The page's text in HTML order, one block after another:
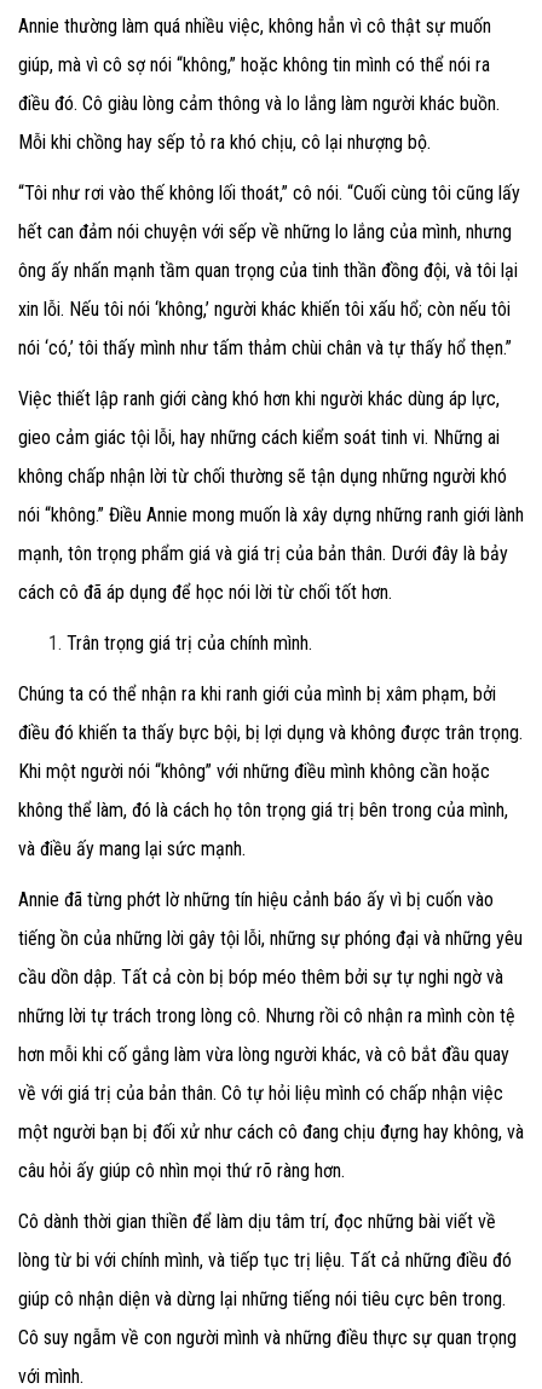
Annie thường làm quá nhiều việc, không hẳn vì cô thật sự muốn
giúp, mà vì cô sợ nói “không,” hoặc không tin mình có thể nói ra
điều đó. Cô giàu lòng cảm thông và lo lắng làm người khác buồn.
Mỗi khi chồng hay sếp tỏ ra khó chịu, cô lại nhượng bộ.
“Tôi như rơi vào thế không lối thoát,” cô nói. “Cuối cùng tôi cũng lấy
hết can đảm nói chuyện với sếp về những lo lắng của mình, nhưng
ông ấy nhấn mạnh tầm quan trọng của tinh thần đồng đội, và tôi lại
xin lỗi. Nếu tôi nói ‘không,’ người khác khiến tôi xấu hổ; còn nếu tôi
nói ‘có,’ tôi thấy mình như tấm thảm chùi chân và tự thấy hổ thẹn.”
Việc thiết lập ranh giới càng khó hơn khi người khác dùng áp lực,
gieo cảm giác tội lỗi, hay những cách kiểm soát tinh vi. Những ai
không chấp nhận lời từ chối thường sẽ tận dụng những người khó
nói “không.” Điều Annie mong muốn là xây dựng những ranh giới lành
mạnh, tôn trọng phẩm giá và giá trị của bản thân. Dưới đây là bảy
cách cô đã áp dụng để học nói lời từ chối tốt hơn.
Trân trọng giá trị của chính mình.
Chúng ta có thể nhận ra khi ranh giới của mình bị xâm phạm, bởi
điều đó khiến ta thấy bực bội, bị lợi dụng và không được trân trọng.
Khi một người nói “không” với những điều mình không cần hoặc
không thể làm, đó là cách họ tôn trọng giá trị bên trong của mình,
và điều ấy mang lại sức mạnh.
Annie đã từng phớt lờ những tín hiệu cảnh báo ấy vì bị cuốn vào
tiếng ồn của những lời gây tội lỗi, những sự phóng đại và những yêu
cầu dồn dập. Tất cả còn bị bóp méo thêm bởi sự tự nghi ngờ và
những lời tự trách trong lòng cô. Nhưng rồi cô nhận ra mình còn tệ
hơn mỗi khi cố gắng làm vừa lòng người khác, và cô bắt đầu quay
về với giá trị của bản thân. Cô tự hỏi liệu mình có chấp nhận việc
một người bạn bị đối xử như cách cô đang chịu đựng hay không, và
câu hỏi ấy giúp cô nhìn mọi thứ rõ ràng hơn.
Cô dành thời gian thiền để làm dịu tâm trí, đọc những bài viết về
lòng từ bi với chính mình, và tiếp tục trị liệu. Tất cả những điều đó
giúp cô nhận diện và dừng lại những tiếng nói tiêu cực bên trong.
Cô suy ngẫm về con người mình và những điều thực sự quan trọng
với mình.